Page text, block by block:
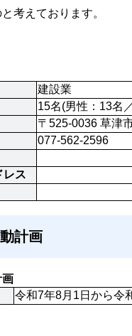
考えております。
建設業
15名(男性：13名
〒525-0036 草津
077-562-2596
レス
計画
画
令和7年8月1日から令